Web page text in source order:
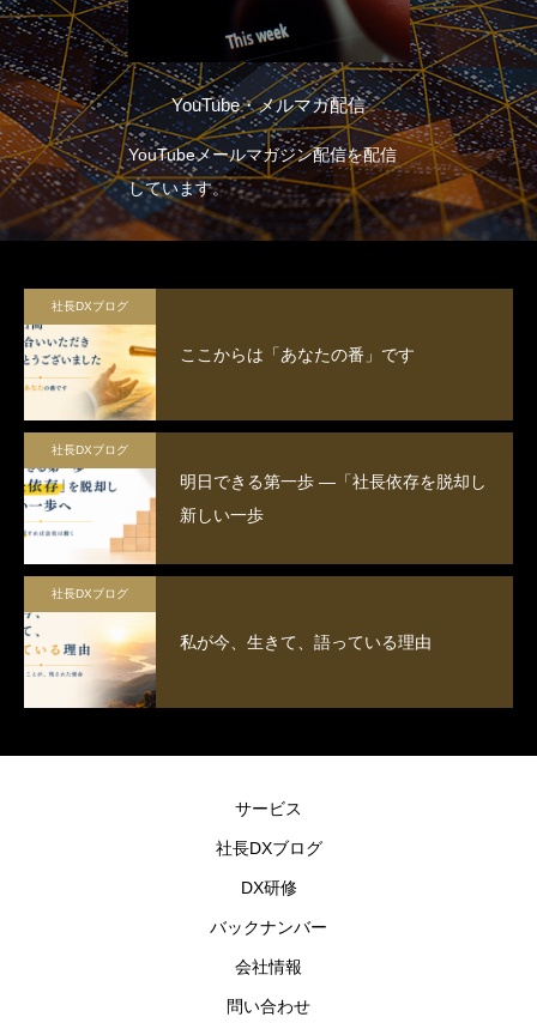
YouTube・メルマガ配信
YouTubeメールマガジン配信を配信
しています。
社長DXブログ
ここからは「あなたの番」です
社長DXブログ
明日できる第一歩 ―「社長依存を脱却し
新しい一歩
社長DXブログ
私が今、生きて、語っている理由
サービス
社長DXブログ
DX研修
バックナンバー
会社情報
問い合わせ